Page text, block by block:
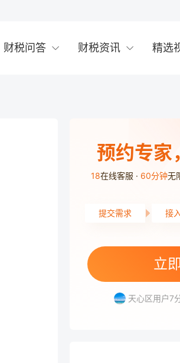
财税问答 财税资讯 精选
预约专家
18在线客服 60分钟无
提交需求 接
立
雨花区用户5
高新区用户2
天心区用户7
芙蓉区用户2